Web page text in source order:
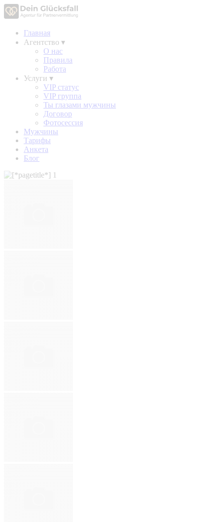
Главная
Агентство ▾
О нас
Правила
Работа
Услуги ▾
VIP статус
VIP группа
Ты глазами мужчины
Договор
Фотосессия
Мужчины
Тарифы
Анкета
Блог